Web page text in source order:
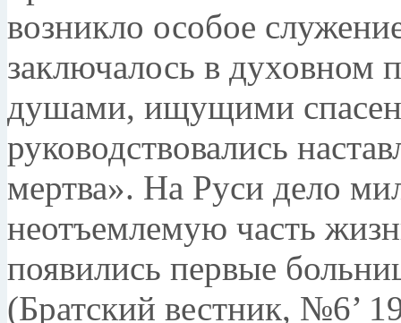
возникло особое
заключалось в духовном
душами, ищущими
руководствовались
мертва». На Руси дело
неотъемлемую часть
появились первые
(Братский вестник, №6’